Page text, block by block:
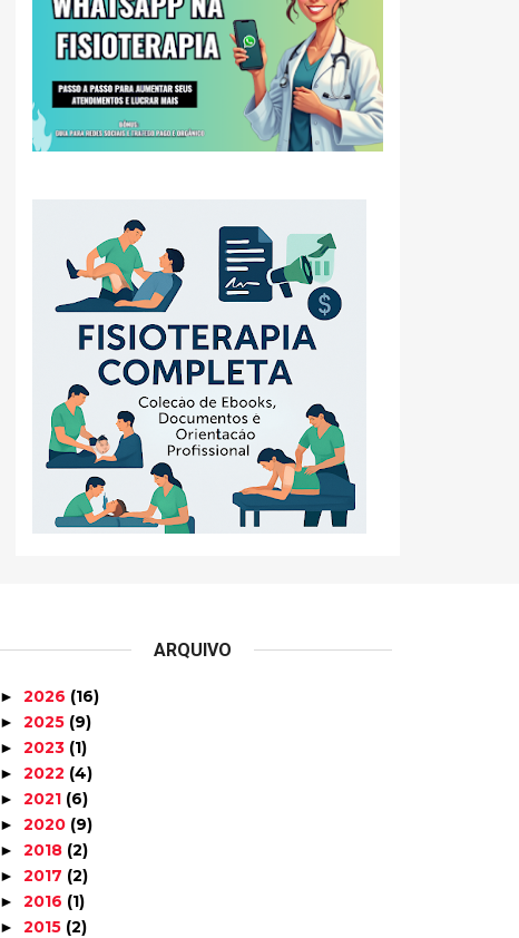
ARQUIVO
►2026 (16)
►2025 (9)
►2023 (1)
►2022 (4)
►2021 (6)
►2020 (9)
►2018 (2)
►2017 (2)
►2016 (1)
►2015 (2)